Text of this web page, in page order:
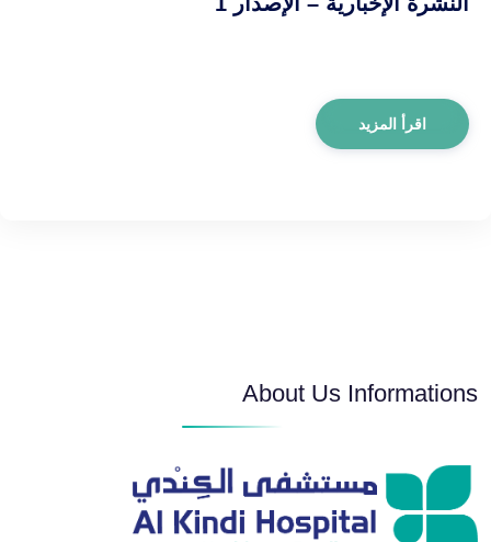
اقرأ المزيد
About Us Informations